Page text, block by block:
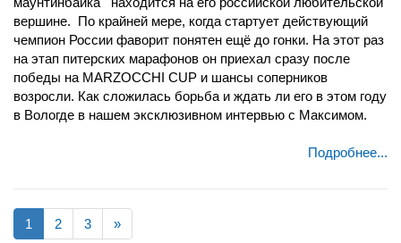
вершине. По крайней мере, когда стартует действующий
чемпион России фаворит понятен ещё до гонки. На этот раз
на этап питерских марафонов он приехал сразу после
победы на MARZOCCHI CUP и шансы соперников
возросли. Как сложилась борьба и ждать ли его в этом году
в Вологде в нашем эксклюзивном интервью с Максимом.
Подробнее...
1 2 3 »